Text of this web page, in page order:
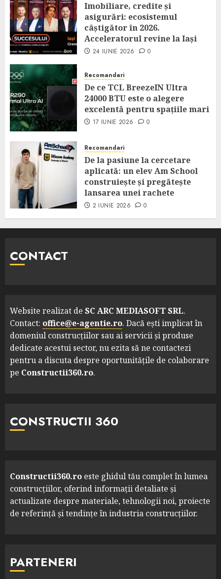
Imobiliare, credite și
asigurări: ecosistemul
câștigător în 2026.
Acceleratorul revine la Iași
24 IUNIE 2026 0
Recomandari
De ce TCL BreezeIN Ultra
24000 BTU este o alegere
excelentă pentru spațiile mari
17 IUNIE 2026 0
Recomandari
De la pasiune la cercetare
aplicată: un elev Am School
construiește și pregătește
lansarea unei rachete
2 IUNIE 2026 0
CONTACT
Website realizat de SC ARC MEDIASOFT SRL.
Contact: office@e-agentie.ro. Dacă ești implicat în
domeniul construcțiilor sau ai servicii și produse
dedicate acestui sector, nu ezita să ne contactezi
pentru a discuta despre oportunitățile de colaborare
pe Constructii360.ro.
CONSTRUCTII 360
Constructii360.ro este ghidul tău complet în lumea
construcțiilor, oferind informații detaliate și
actualizate despre materiale, tehnologii noi, proiecte
de referință și tendințe în industria construcțiilor.
PARTENERI